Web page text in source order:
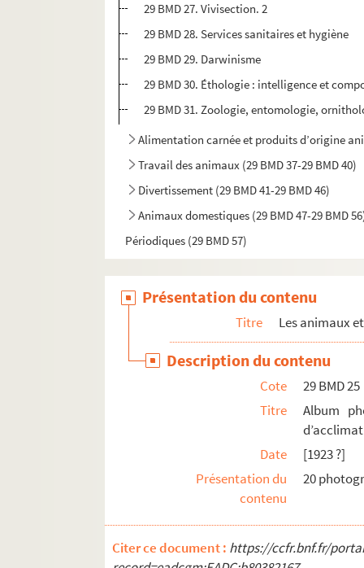
29 BMD 27. Vivisection. 2
29 BMD 28. Services sanitaires et hygiène
29 BMD 29. Darwinisme
29 BMD 30. Éthologie : intelligence et
29 BMD 31. Zoologie, entomologie,
Alimentation carnée et produits d’origine
Travail des animaux (29 BMD 37-29 BMD 40)
Divertissement (29 BMD 41-29 BMD 46)
Animaux domestiques (29 BMD 47-29 BMD
Périodiques (29 BMD 57)
Présentation du contenu
Titre Les animaux
Description du contenu
Cote
29 BMD 25
Titre
Album
Date
[1923 ?]
Présentation du
contenu
20
Citer ce document : https://ccfr.bnf.fr/